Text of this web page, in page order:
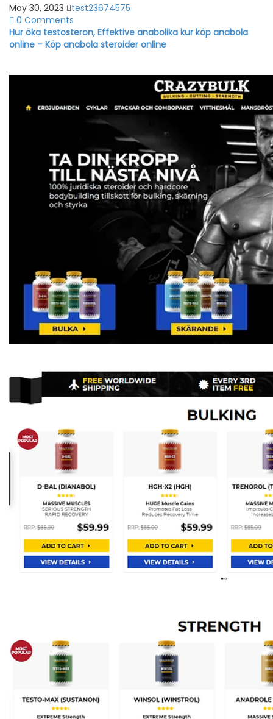
May 30, 2023
test23674575
0 Comments
Hur öka testosteron, Effektive anabolika kur köp anabola
online – Köp anabola steroider online